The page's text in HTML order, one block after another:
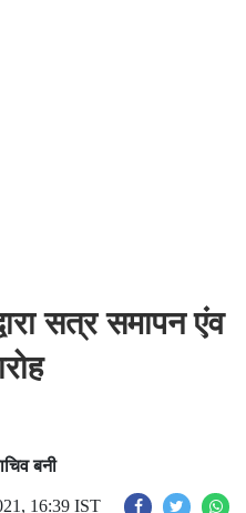
सत्र समापन एंव
बनी
16:39 IST